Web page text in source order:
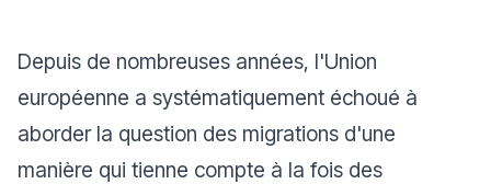
Depuis de nombreuses années, l'Union
européenne a systématiquement échoué à
aborder la question des migrations d'une
manière qui tienne compte à la fois des